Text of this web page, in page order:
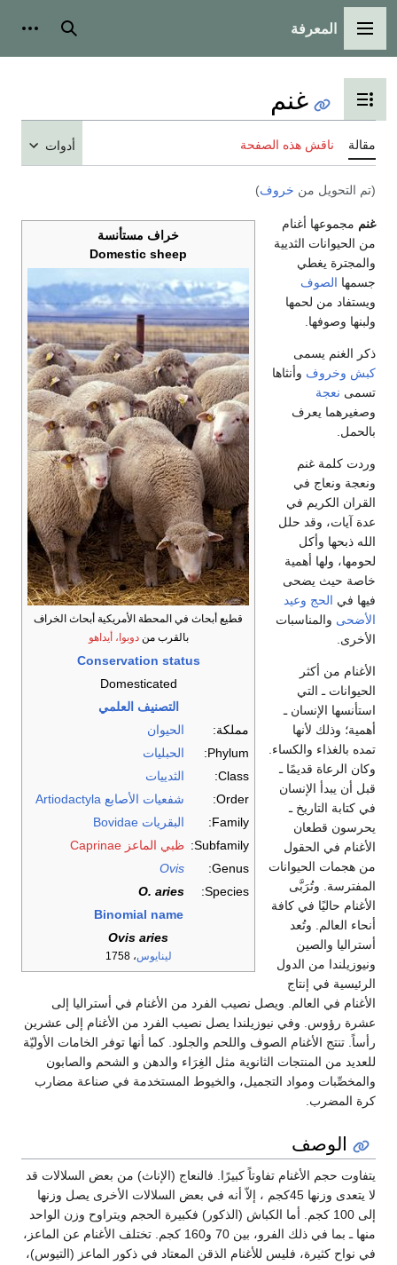
القائمة الرئيسية
المعرفة بحث
تبديل عرض جدول المحتويات
غنم
مقالة ناقش هذه الصفحة أدوات
(تم التحويل من خروف)
خراف مستأنسة
Domestic sheep
قطيع أبحاث في المحطة الأمريكية أبحاث الخراف
بالقرب مندوبوا، أيداهو
Conservation status
Domesticated
التصنيف العلمي
مملكة:
الحيوان
Phylum:
الحبليات
Class:
الثدييات
Order:
شفعيات الأصابع Artiodactyla
Family:
البقريات Bovidae
Subfamily:
ظبي الماعز Caprinae
Genus:
Ovis
Species:
O. aries
Binomial name
Ovis aries
لينايوس، 1758
غنم مجموعها أغنام
من الحيوانات الثديية
والمجترة يغطي
جسمها الصوف
ويستفاد من لحمها
ولبنها وصوفها.
ذكر الغنم يسمى
كبش وخروف وأنثاها
تسمى نعجة
وصغيرهما يعرف
بالحمل.
وردت كلمة غنم
ونعجة ونعاج في
القران الكريم في
عدة آيات، وقد حلل
الله ذبحها وأكل
لحومها، ولها أهمية
خاصة حيث يضحى
فيها في الحج وعيد
الأضحى والمناسبات
الأخرى.
الأغنام من أكثر
الحيوانات ـ التي
استأنسها الإنسان ـ
أهمية؛ وذلك لأنها
تمده بالغذاء والكساء.
وكان الرعاة قديمًا ـ
قبل أن يبدأ الإنسان
في كتابة التاريخ ـ
يحرسون قطعان
الأغنام في الحقول
من هجمات الحيوانات
المفترسة. وتُرَبَّى
الأغنام حاليًا في كافة
أنحاء العالم. وتُعد
أستراليا والصين
ونيوزيلندا من الدول
الرئيسية في إنتاج
الأغنام في العالم. ويصل نصيب الفرد من الأغنام في أستراليا إلى
عشرة رؤوس. وفي نيوزيلندا يصل نصيب الفرد من الأغنام إلى عشرين
رأساً. تنتج الأغنام الصوف واللحم والجلود. كما أنها توفر الخامات الأوليّة
للعديد من المنتجات الثانوية مثل الغِرَاء والدهن و الشحم والصابون
والمخصِّبات ومواد التجميل، والخيوط المستخدمة في صناعة مضارب
كرة المضرب.
الوصف
يتفاوت حجم الأغنام تفاوتاً كبيرًا. فالنعاج (الإناث) من بعض السلالات قد
لا يتعدى وزنها 45كجم ، إلاّ أنه في بعض السلالات الأخرى يصل وزنها
إلى 100 كجم. أما الكباش (الذكور) فكبيرة الحجم ويتراوح وزن الواحد
منها ـ بما في ذلك الفرو، بين 70 و160 كجم. تختلف الأغنام عن الماعز،
في نواح كثيرة، فليس للأغنام الذقن المعتاد في ذكور الماعز (التيوس)،